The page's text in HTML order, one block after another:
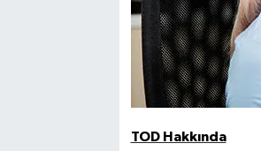
TOD Hakkında